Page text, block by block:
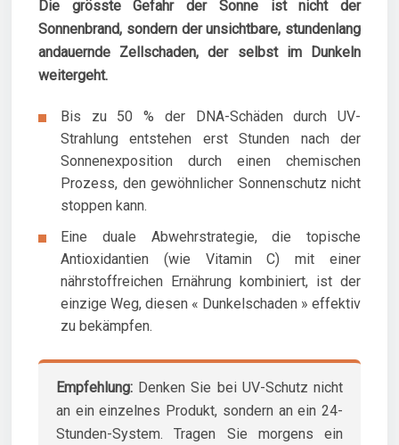
Die grösste Gefahr der Sonne ist nicht der
Sonnenbrand, sondern der unsichtbare, stundenlang
andauernde Zellschaden, der selbst im Dunkeln
weitergeht.
Bis zu 50 % der DNA-Schäden durch UV-
Strahlung entstehen erst Stunden nach der
Sonnenexposition durch einen chemischen
Prozess, den gewöhnlicher Sonnenschutz nicht
stoppen kann.
Eine duale Abwehrstrategie, die topische
Antioxidantien (wie Vitamin C) mit einer
nährstoffreichen Ernährung kombiniert, ist der
einzige Weg, diesen « Dunkelschaden » effektiv
zu bekämpfen.
Empfehlung: Denken Sie bei UV-Schutz nicht
an ein einzelnes Produkt, sondern an ein 24-
Stunden-System. Tragen Sie morgens ein